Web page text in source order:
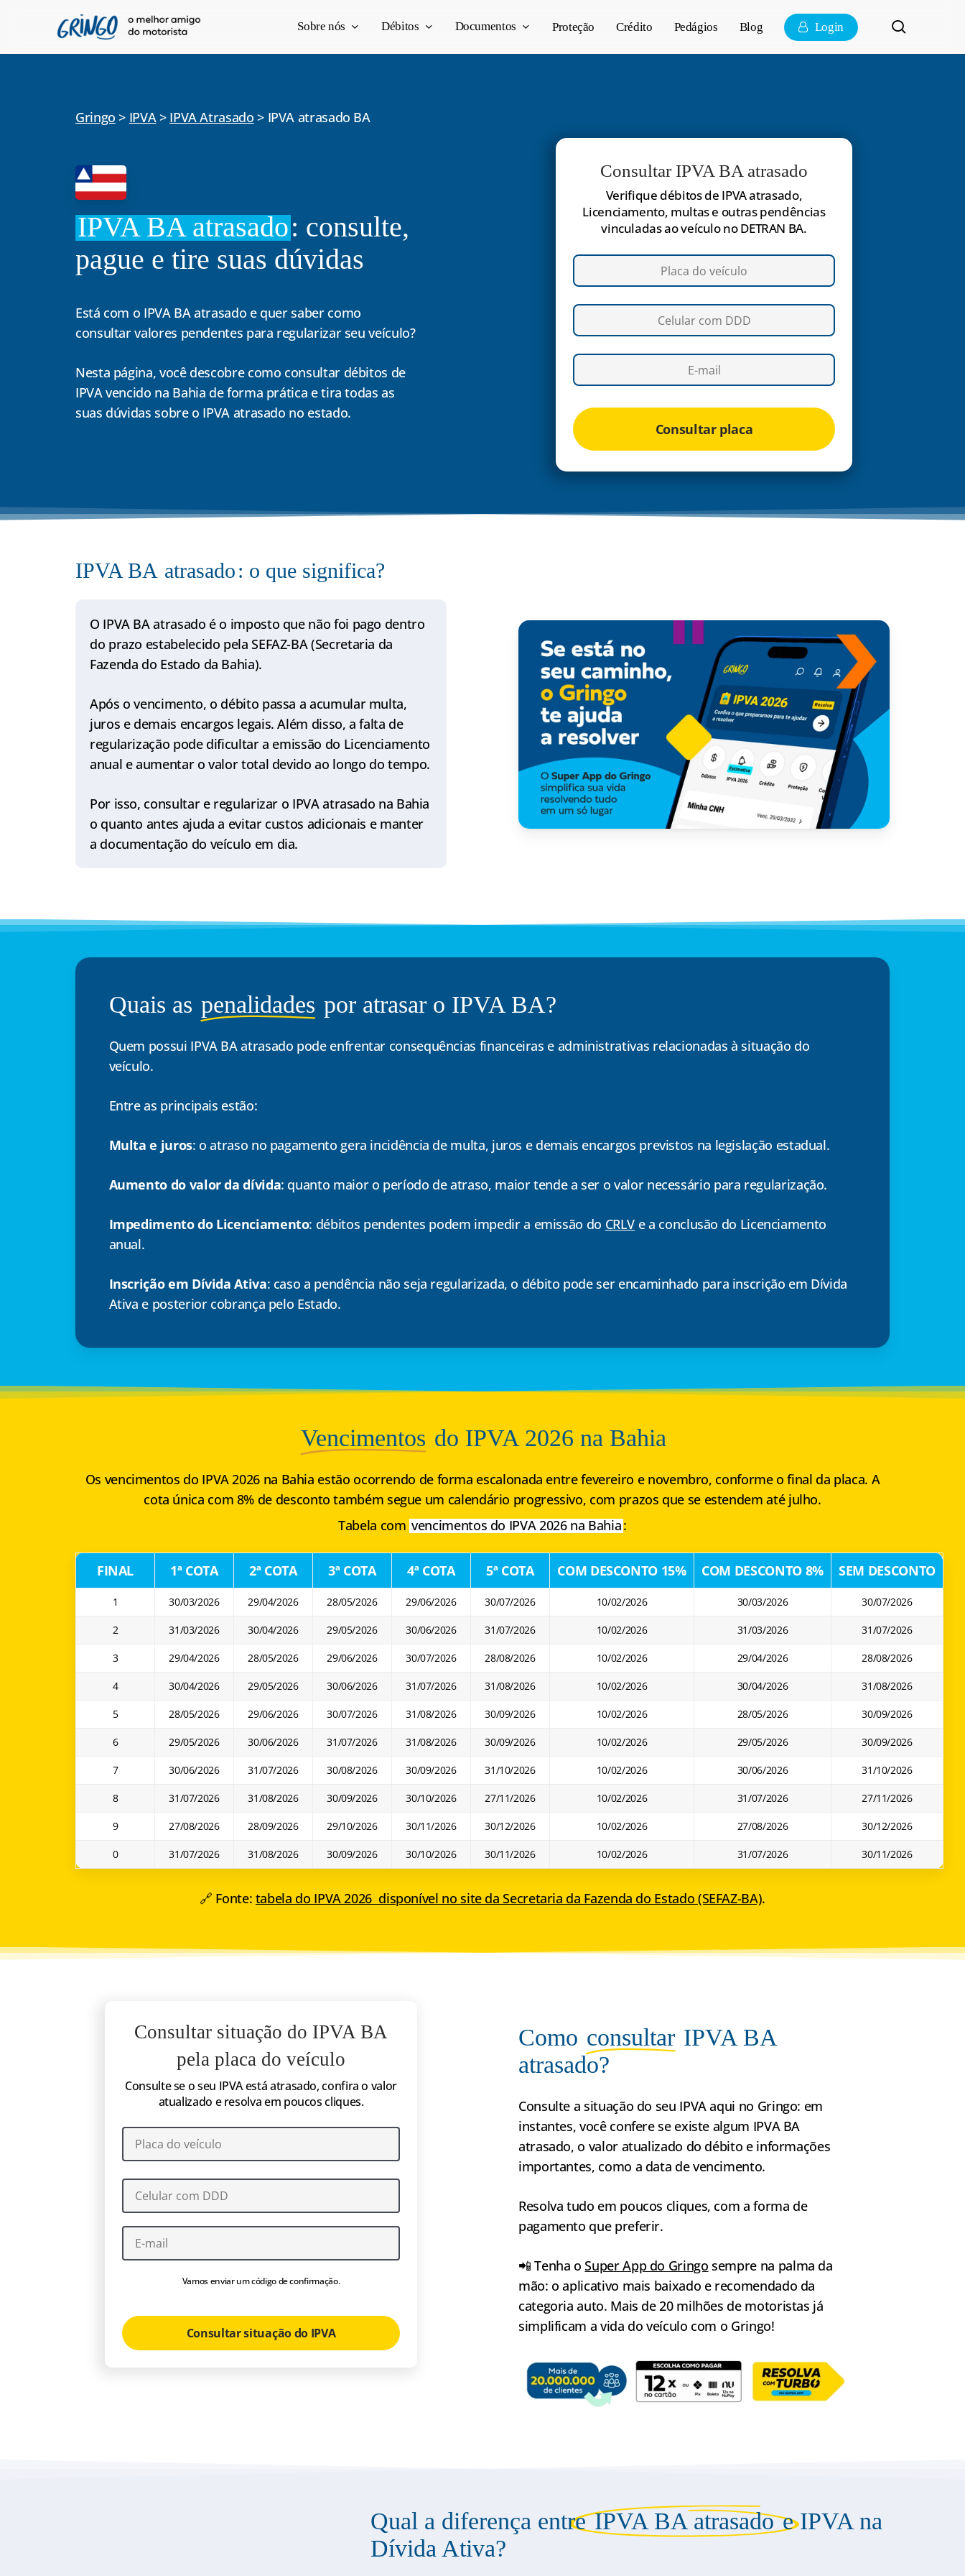
o
Sobre nós Débitos Documentos Proteção Crédito Pedágios Blog Login
Gringo > IPVA> IPVA Atrasado > IPVA atrasado BA
IPVA BA atrasado: consulte,
pague e tire suas dúvidas
Está com o IPVA BA atrasado e quer saber como
consultar valores pendentes para regularizar seu veículo?
Nesta página, você descobre como consultar débitos de
IPVA vencido na Bahia de forma prática e tira todas as
suas dúvidas sobre o IPVA atrasado no estado.
Consultar IPVA BA atrasado
Verifique débitos de IPVA atrasado,
Licenciamento, multas e outras pendências
vinculadas ao veículo no DETRAN BA.
Consultar placa
IPVA BA atrasado: o que significa?
O IPVA BA atrasado é o imposto que não foi pago dentro
do prazo estabelecido pela SEFAZ-BA (Secretaria da
Fazenda do Estado da Bahia).
Após o vencimento, o débito passa a acumular multa,
juros e demais encargos legais. Além disso, a falta de
regularização pode dificultar a emissão do Licenciamento
anual e aumentar o valor total devido ao longo do tempo.
Por isso, consultar e regularizar o IPVA atrasado na Bahia
o quanto antes ajuda a evitar custos adicionais e manter
a documentação do veículo em dia.
Quais as penalidades por atrasar o IPVA BA?
Quem possui IPVA BA atrasado pode enfrentar consequências financeiras e administrativas relacionadas à situação do
veículo.
Entre as principais estão:
Multa e juros: o atraso no pagamento gera incidência de multa, juros e demais encargos previstos na legislação estadual.
Aumento do valor da dívida: quanto maior o período de atraso, maior tende a ser o valor necessário para regularização.
Impedimento do Licenciamento: débitos pendentes podem impedir a emissão do CRLV e a conclusão do Licenciamento
anual.
Inscrição em Dívida Ativa: caso a pendência não seja regularizada, o débito pode ser encaminhado para inscrição em Dívida
Ativa e posterior cobrança pelo Estado.
Vencimentos do IPVA 2026 na Bahia
Os vencimentos do IPVA 2026 na Bahia estão ocorrendo de forma escalonada entre fevereiro e novembro, conforme o final da placa. A
cota única com 8% de desconto também segue um calendário progressivo, com prazos que se estendem até julho.
Tabela com vencimentos do IPVA 2026 na Bahia:
FINAL 1ª COTA 2ª COTA 3ª COTA 4ª COTA 5ª COTA COM DESCONTO 15% COM DESCONTO 8% SEM DESCONTO
1 30/03/2026 29/04/2026 28/05/2026 29/06/2026 30/07/2026 10/02/2026 30/03/2026 30/07/2026
2 31/03/2026 30/04/2026 29/05/2026 30/06/2026 31/07/2026 10/02/2026 31/03/2026 31/07/2026
3 29/04/2026 28/05/2026 29/06/2026 30/07/2026 28/08/2026 10/02/2026 29/04/2026 28/08/2026
4 30/04/2026 29/05/2026 30/06/2026 31/07/2026 31/08/2026 10/02/2026 30/04/2026 31/08/2026
5 28/05/2026 29/06/2026 30/07/2026 31/08/2026 30/09/2026 10/02/2026 28/05/2026 30/09/2026
6 29/05/2026 30/06/2026 31/07/2026 31/08/2026 30/09/2026 10/02/2026 29/05/2026 30/09/2026
7 30/06/2026 31/07/2026 30/08/2026 30/09/2026 31/10/2026 10/02/2026 30/06/2026 31/10/2026
8 31/07/2026 31/08/2026 30/09/2026 30/10/2026 27/11/2026 10/02/2026 31/07/2026 27/11/2026
9 27/08/2026 28/09/2026 29/10/2026 30/11/2026 30/12/2026 10/02/2026 27/08/2026 30/12/2026
0 31/07/2026 31/08/2026 30/09/2026 30/10/2026 30/11/2026 10/02/2026 31/07/2026 30/11/2026
🔗 Fonte: tabela do IPVA 2026 disponível no site da Secretaria da Fazenda do Estado (SEFAZ-BA).
Consultar situação do IPVA BA
pela placa do veículo
Consulte se o seu IPVA está atrasado, confira o valor
atualizado e resolva em poucos cliques.
Vamos enviar um código de confirmação.
Consultar situação do IPVA
Como consultar IPVA BA
atrasado?
Consulte a situação do seu IPVA aqui no Gringo: em
instantes, você confere se existe algum IPVA BA
atrasado, o valor atualizado do débito e informações
importantes, como a data de vencimento.
Resolva tudo em poucos cliques, com a forma de
pagamento que preferir.
📲 Tenha oSuper App do Gringo sempre na palma da
mão: o aplicativo mais baixado e recomendado da
categoria auto. Mais de 20 milhões de motoristas já
simplificam a vida do veículo com o Gringo!
Qual a diferença entreIPVA BA atrasadoe IPVA na
Dívida Ativa?